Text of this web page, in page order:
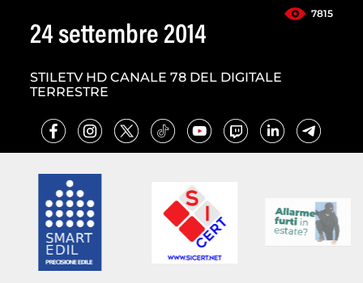
7815
24 settembre 2014
STILETV HD CANALE 78 DEL DIGITALE
TERRESTRE